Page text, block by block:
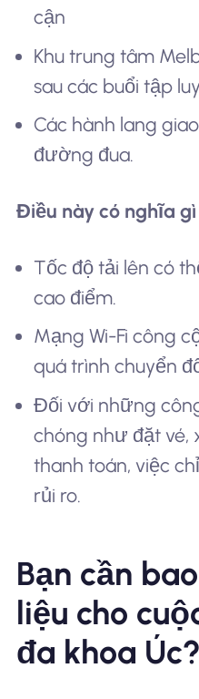
cận
Khu trung tâm
sau các buổi tập
Các hành lang
đường đua.
Điều này có nghĩa
Tốc độ tải lên có
cao điểm.
Mạng Wi-Fi công
quá trình chuyển
Đối với những
chóng như đặt vé,
thanh toán, việc
rủi ro.
Bạn cần
liệu cho
đa khoa Úc?